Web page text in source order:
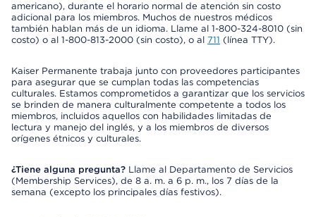
americano), durante el horario normal de atención sin costo
adicional para los miembros. Muchos de nuestros médicos
también hablan más de un idioma. Llame al 1-800-324-8010 (sin
costo) o al 1-800-813-2000 (sin costo), o al 711 (línea TTY).
Kaiser Permanente trabaja junto con proveedores participantes
para asegurar que se cumplan todas las competencias
culturales. Estamos comprometidos a garantizar que los servicios
se brinden de manera culturalmente competente a todos los
miembros, incluidos aquellos con habilidades limitadas de
lectura y manejo del inglés, y a los miembros de diversos
orígenes étnicos y culturales.
¿Tiene alguna pregunta? Llame al Departamento de Servicios
(Membership Services), de 8 a. m. a 6 p. m., los 7 días de la
semana (excepto los principales días festivos).